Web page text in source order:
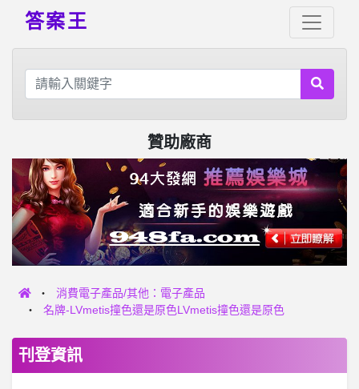
答案王
贊助廠商
消費電子產品/其他：電子產品
名牌-LVmetis撞色還是原色LVmetis撞色還是原色
刊登資訊